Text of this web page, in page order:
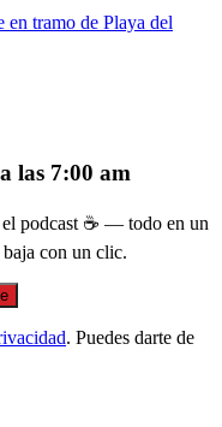
en tramo de Playa del
las 7:00 am
podcast ☕ — todo en un
con un clic.
. Puedes darte de